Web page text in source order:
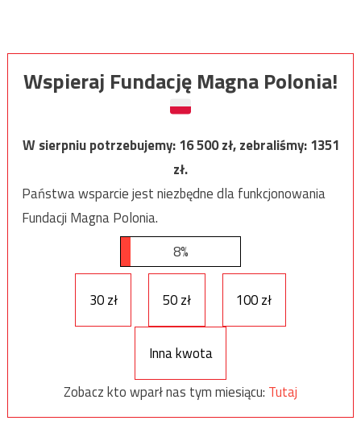
Wspieraj Fundację Magna Polonia!
W sierpniu potrzebujemy:16 500zł, zebraliśmy:1351
zł.
Państwa wsparcie jest niezbędne dla funkcjonowania
Fundacji Magna Polonia.
8%
30 zł 50 zł 100 zł
Inna kwota
Zobacz kto wparł nas tym miesiącu: Tutaj